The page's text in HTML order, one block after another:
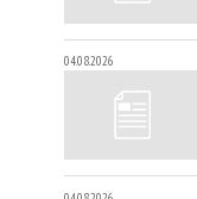
04.08.2026